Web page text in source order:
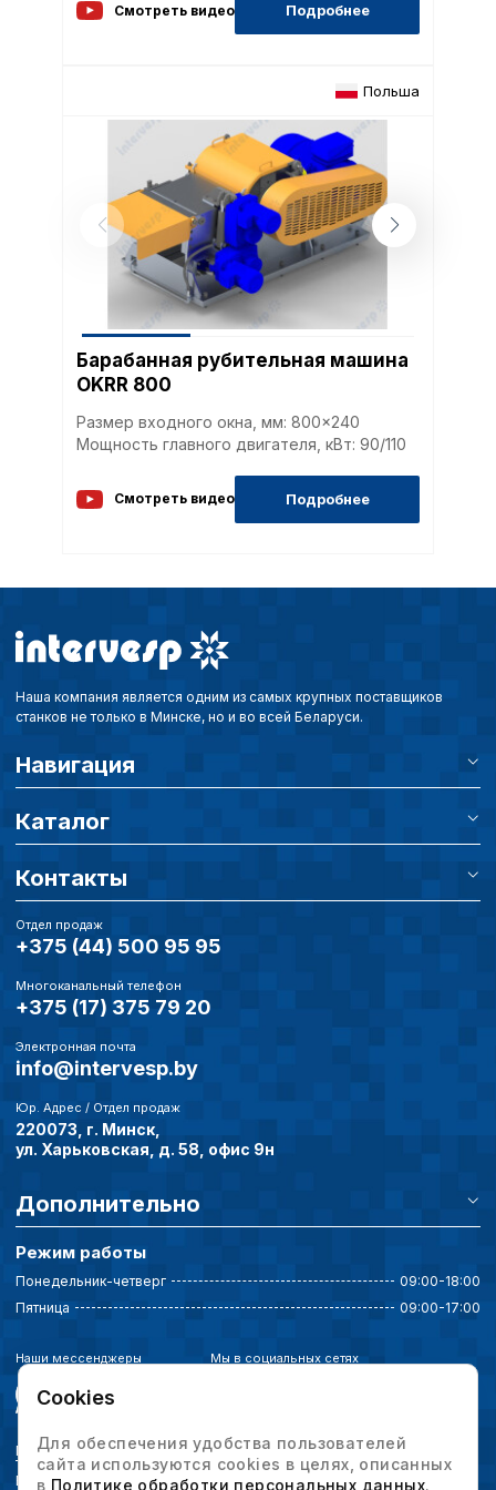
Смотреть видео Подробнее
Польша
Барабанная рубительная машина
OKRR 800
Размер входного окна, мм: 800x240
Мощность главного двигателя, кВт: 90/110
Смотреть видео Подробнее
Наша компания является одним из самых крупных поставщиков
станков не только в Минске, но и во всей Беларуси.
Навигация
Каталог
Контакты
Отдел продаж
+375 (44) 500 95 95
Многоканальный телефон
+375 (17) 375 79 20
Электронная почта
info@intervesp.by
Юр. Адрес / Отдел продаж
220073, г. Минск,
ул. Харьковская, д. 58, офис 9н
Дополнительно
Режим работы
Понедельник-четверг
09:00-18:00
Пятница
09:00-17:00
Наши мессенджеры Мы в социальных сетях
Политика конфиденциальности
Выбор настроек cookie
Cookies
Для обеспечения удобства пользователей
сайта используются cookies в целях, описанных
в Политике обработки персональных данных.
cookie-файлы
Аналитические
Внимание:
cookie файлов не
определять
пользователей
наиболее и наименее
страницы и
исходя из
Сохранить выбор